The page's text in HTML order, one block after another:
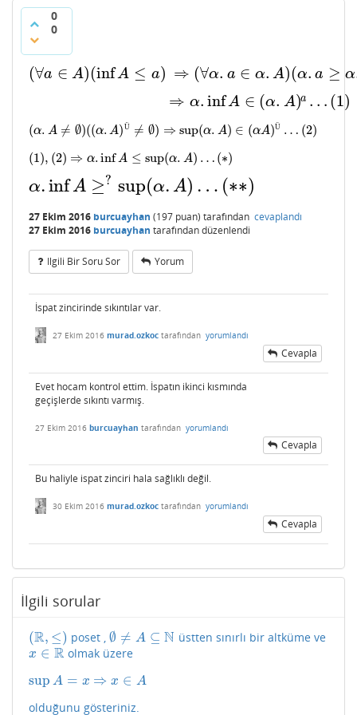
0
0
(∀a ∈ A)(infA ≤ a)
( ∀a∈ A) (infA≤a) ⇒ (∀α. a ∈ α. A)(α. a ≥ α
⇒(∀ α .a∈α .A )( α.a ≥α.infA )
⇒ α. infA ∈ (α. A)a … (1)
⇒α. inf A∈( α.A )a … (1)
(α. A ≠ ∅)((α. A) Ü ≠ ∅) ⇒ sup(α. A) ∈ (αA)Ü … (2)
(α. A≠ ∅) ((α.A)Ü≠ ∅ )⇒ sup (α .A)∈(α A)Ü …( 2)
(1), (2) ⇒ α. infA ≤ sup(α. A) … (∗)
(1 ) ,(2 )⇒α .infA ≤sup (α.A)… (∗ )
α.infA ≥? sup(α. A) … (∗∗)
α. infA≥ ?sup(α.A) …(∗ ∗ )
27 Ekim 2016 burcuayhan (197 puan) tarafından cevaplandı
27 Ekim 2016 burcuayhan tarafındandüzenlendi
Ilgili Bir Soru Sor Yorum
İspat zincirinde sıkıntılar var.
27 Ekim 2016 murad.ozkoc tarafından yorumlandı
Cevapla
Evet hocam kontrol ettim. İspatın ikinci kısmında
geçişlerde sıkıntı varmış.
27 Ekim 2016 burcuayhan tarafından yorumlandı
Cevapla
Bu haliyle ispat zinciri hala sağlıklı değil.
30 Ekim 2016 murad.ozkoc tarafından yorumlandı
Cevapla
İlgili sorular
(R, ≤)
(R,≤ poset ,∅ ≠ A ⊆ N
∅ ≠A ⊆N üstten sınırlı bir altküme ve
x ∈ R
x∈R olmak üzere
sup A = x ⇒ x ∈ A
supA =x ⇒x∈A
olduğunu gösteriniz.